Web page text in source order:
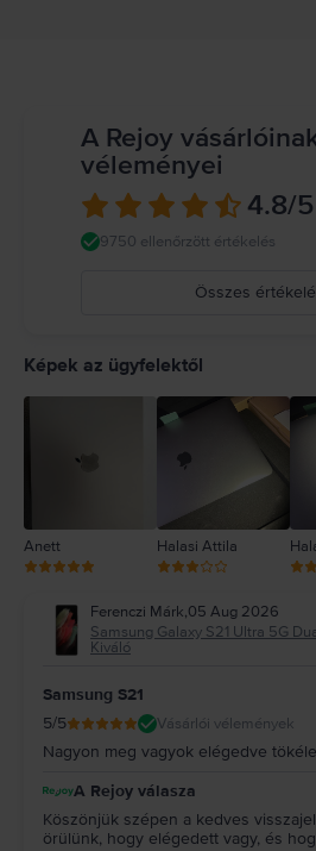
A Rejoy
véleményei
4.8/5
9750 ellenőrzött értékelés
Összes
2
Képek az ügyfelektől
Anett Halasi Attila
Ferenczi Márk,05 Aug 2026
Samsung Galaxy S21 Ultra 5G
Kiváló
Samsung S21
5/5 Vásárlói vélemények
Nagyon meg vagyok elégedve
A Rejoy válasza
Köszönjük szépen a kedves
örülünk, hogy elégedett vagy, és